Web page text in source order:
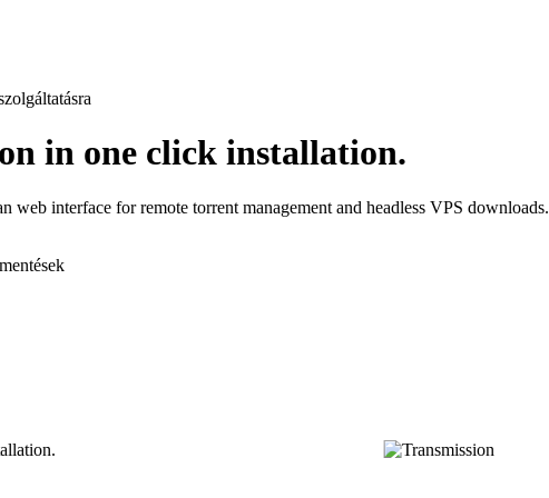
in one click installation.
interface for remote torrent management and headless VPS downloads.